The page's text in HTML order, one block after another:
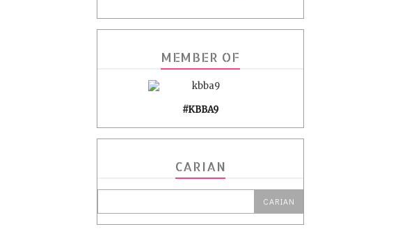
MEMBER OF
#KBBA9
CARIAN